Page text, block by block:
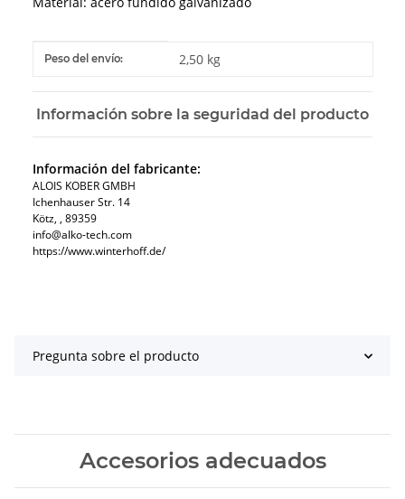
#productDetails.itemInformation#
#productDetails.itemValue#
Peso del envío: 2,50 kg
Información sobre la seguridad del producto
Información del fabricante:
ALOIS KOBER GMBH​
Ichenhauser Str. 14
Kötz​, , 89359
info@alko-tech.com
https://www.winterhoff.de/
Pregunta sobre el producto
Accesorios adecuados